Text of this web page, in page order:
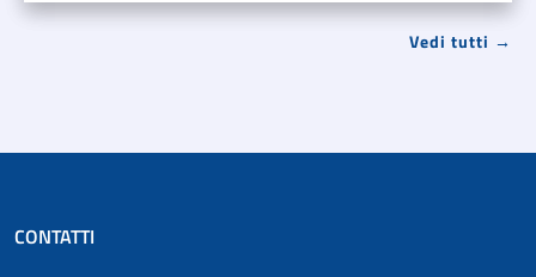
Vedi tutti →
CONTATTI